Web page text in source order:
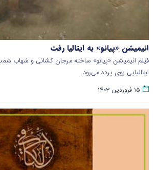
انیمیشن «پیانو» به ایتالیا رفت
ایتالیایی روی پرده می‌رود.
۱۵ فروردین ۱۴۰۳